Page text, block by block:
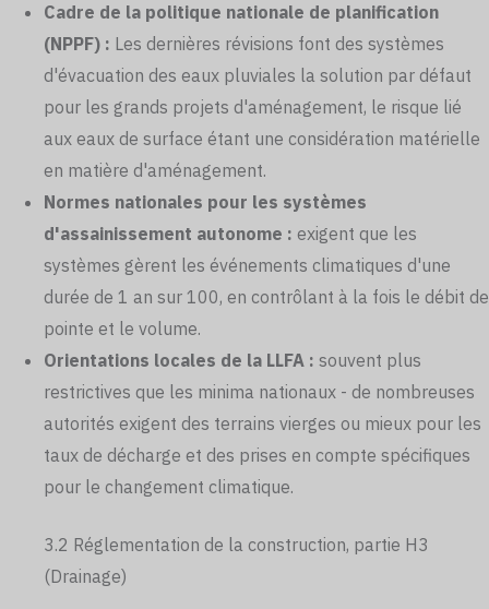
Cadre de la politique nationale de planification
(NPPF) : Les dernières révisions font des systèmes
d'évacuation des eaux pluviales la solution par défaut
pour les grands projets d'aménagement, le risque lié
aux eaux de surface étant une considération matérielle
en matière d'aménagement.
Normes nationales pour les systèmes
d'assainissement autonome : exigent que les
systèmes gèrent les événements climatiques d'une
durée de 1 an sur 100, en contrôlant à la fois le débit de
pointe et le volume.
Orientations locales de la LLFA : souvent plus
restrictives que les minima nationaux - de nombreuses
autorités exigent des terrains vierges ou mieux pour les
taux de décharge et des prises en compte spécifiques
pour le changement climatique.
3.2 Réglementation de la construction, partie H3
(Drainage)